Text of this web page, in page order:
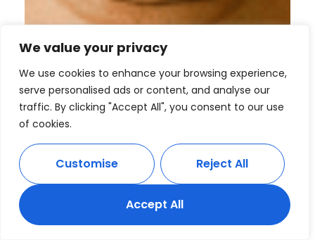
We value your privacy
We use cookies to enhance your browsing experience,
serve personalised ads or content, and analyse our
traffic. By clicking "Accept All", you consent to our use
of cookies.
Customise Reject All
Accept All